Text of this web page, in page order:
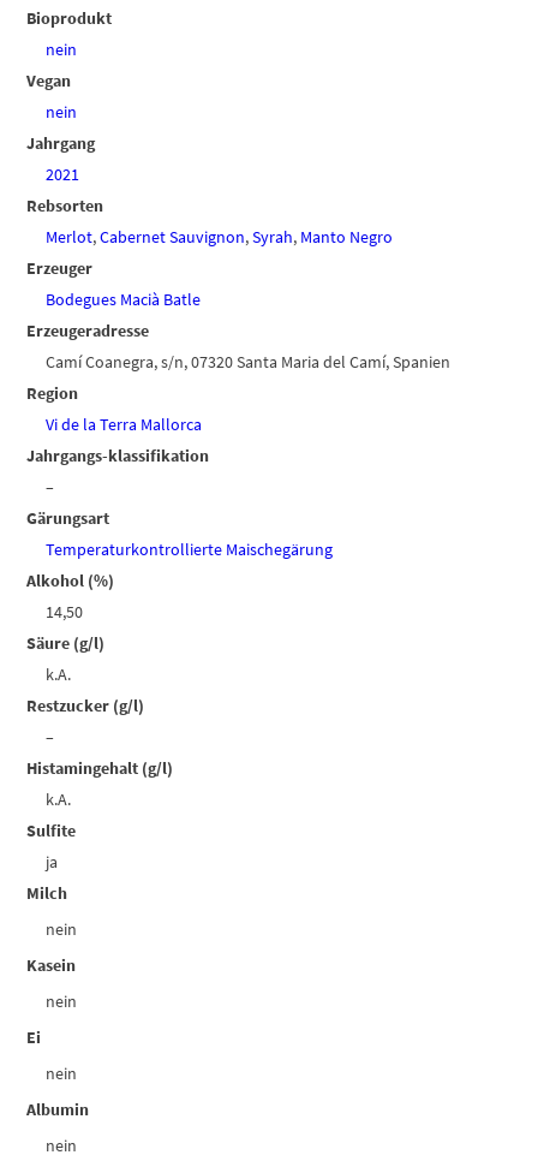
Bioprodukt
nein
Vegan
nein
Jahrgang
2021
Rebsorten
Merlot,Cabernet Sauvignon,Syrah, Manto Negro
Erzeuger
Bodegues Macià Batle
Erzeugeradresse
Camí Coanegra, s/n, 07320 Santa Maria del Camí, Spanien
Region
Vi de la Terra Mallorca
Jahrgangs-klassifikation
–
Gärungsart
Temperaturkontrollierte Maischegärung
Alkohol (%)
14,50
Säure (g/l)
k.A.
Restzucker (g/l)
–
Histamingehalt (g/l)
k.A.
Sulfite
ja
Milch
nein
Kasein
nein
Ei
nein
Albumin
nein